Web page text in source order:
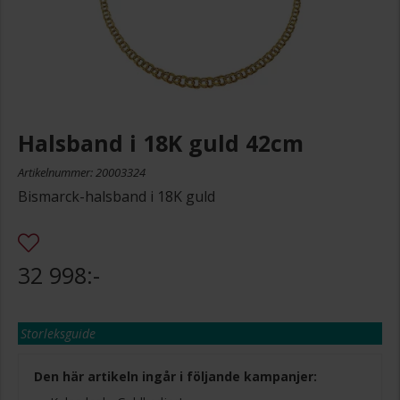
Halsband i 18K guld 42cm
Artikelnummer: 20003324
Bismarck-halsband i 18K guld
32 998:-
Storleksguide
Den här artikeln ingår i följande kampanjer: